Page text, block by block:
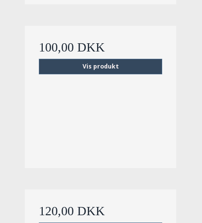
100,00 DKK
Vis produkt
120,00 DKK